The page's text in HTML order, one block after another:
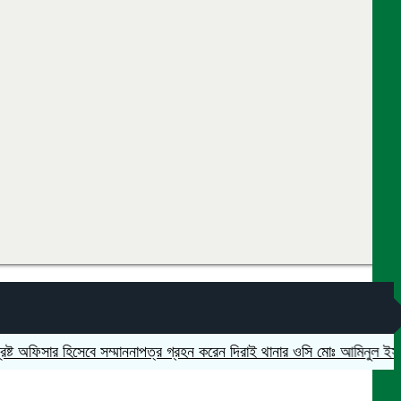
হিসেবে সম্মাননাপত্র গ্রহন করেন দিরাই থানার ওসি মোঃ আমিনুল ইসলাম